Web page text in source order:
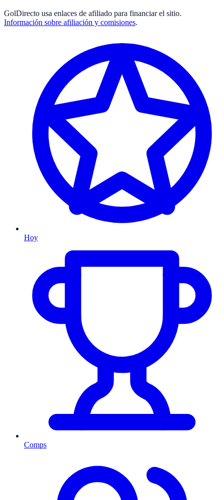
GolDirecto usa enlaces de afiliado para financiar el sitio.
Información sobre afiliación y comisiones.
Hoy
Comps